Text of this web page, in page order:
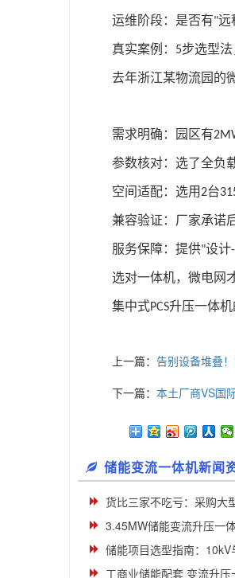
运维阶段：是否有"远
真实案例： 5步选型
去年浙江某物流园的
需求明确：园区有
参数核对：选了全负
空间适配：选用2台
兼容验证：厂家承诺
服务保障：提供"设计-
选对一体机，微电网
集中式PCS升压一体
上一篇： 告别设备堆叠
下一篇： 本土厂商VS国
储能变流一体机新闻
货比三家不吃亏：采购大
3.45MW储能变流升压一
储能项目选型指南：
工商业储能配套 变流升压